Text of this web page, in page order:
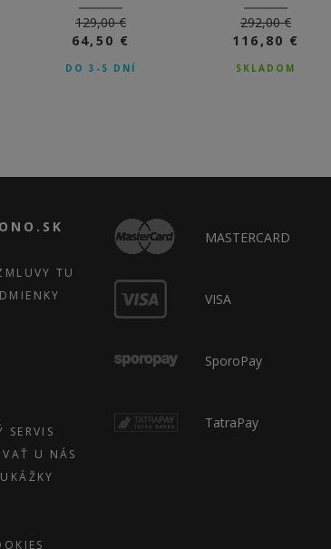
129,00 €
64,50 €
DO 3-5 DNÍ
292,00 €
116,80 €
SKLADOM
TU
SERVIS
U NÁS
MASTERCARD
VISA
SporoPay
TatraPay